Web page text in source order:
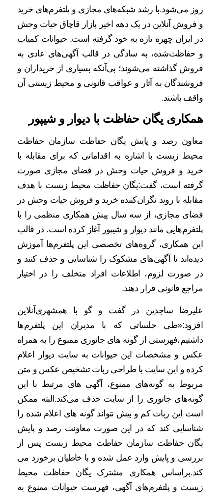
روز می‌شود.با رشد شبکه‌های مجازی و پلتفرم‌های خرید
و فروش آنلاین در یک دهه اخیر بازار قاچاق حیات وحش
در ایران چهره تازه به خود گرفته است. حیوانات کمیاب
و حفاظت‌شده، به سادگی در قالب آگهی‌های عادی به
فروش گذاشته می‌شوند؛ بی‌آنکه بسیاری از خریداران و
فروشندگان به آثار و عواقب قانونی و محیط زیستی آن
واقف باشند.
همکاری یگان حفاظت با دیوار و شیپور
معاون رصد و پایش یگان حفاظت سازمان حفاظت
محیط زیست با اشاره به اقداماتی که برای مقابله با
خرید و فروش حیات وحش در فضای مجازی صورت
گرفته است، گفت:یگان حفاظت محیط زیست با هدف
مقابله با روند نگران‌کننده خرید و فروش حیات وحش در
فضای مجازی، از سه سال پیش همکاری منظمی را با
پلتفرم‌هایی مانند دیوار و شیپور آغاز کرده است. در قالب
این همکاری، گروه‌های تخصصی این پلتفرم‌ها آموزش
دیده‌اند تا آگهی‌های مشکوک را شناسایی و حذف کنند و
در صورت لزوم، اطلاعات افراد متخلف را در اختیار
مراجع قانونی قرار دهند.
علیرضا ساجدین در گفت و گو با همشهری‌آنلاین
افزود:«طی جلساتی که با مدیران این پلتفرم‌ها
داشتیم،فهرستی از گونه های جانوری ممنوع را به همراه
عکس و مشخصات این حیوانات به سایت دیوار اعلام
کرده‌ و این سایت با طراحی ربات تشخیص عکس و متن
مربوط به گونه‌های ممنوع، آگهی های مرتبط با این
گونه‌های جانوری را از سایت حذف می‌کند.البته ممکن
است این ربات کم و بیش نتواند گونه های اعلام شده را
شناسایی کند که در این صورت معاونت رصد و پایش
یگان حفاظت سازمان حفاظت محیط زیست پس از
بررسی و پایش وارد عمل شده و با خاطیان برخورد می
کند.براساس همکاری مشترک یگان حفاظت محیط
زیست و پلتفرم‌های آگهی، فهرست حیوانات ممنوع به